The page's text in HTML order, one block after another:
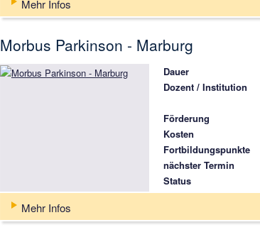
Mehr Infos
Morbus Parkinson - Marburg
Dauer
Dozent / Institution
Förderung
Kosten
Fortbildungspunkte
nächster Termin
Status
Mehr Infos